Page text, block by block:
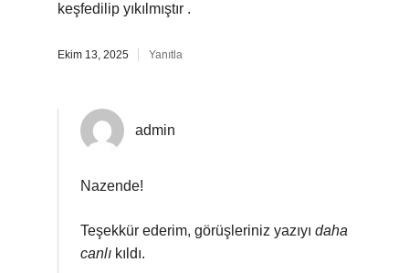
keşfedilip yıkılmıştır .
Ekim 13, 2025 Yanıtla
admin
Nazende!
Teşekkür ederim, görüşleriniz yazıyı daha
canlı kıldı.